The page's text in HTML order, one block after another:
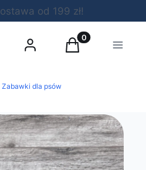
od 199 zł!
Zaloguj sięProdukty w
Koszyk Menu
Zabawki dla psów